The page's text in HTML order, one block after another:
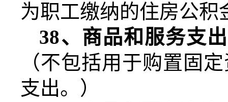
为职工缴纳的住房公积
38、商品和服务支
（不包括用于购置固
支出。）